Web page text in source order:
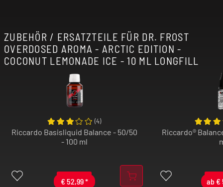
ZUBEHÖR / ERSATZTEILE FÜR DR. FROST
OVERDOSED AROMA - ARCTIC EDITION -
COCONUT LEMONADE ICE - 10 ML LONGFILL
€ 52,99*
(4)
Riccardo Basisliquid Balance - 50/50
- 100 ml
ab €
Riccardo®